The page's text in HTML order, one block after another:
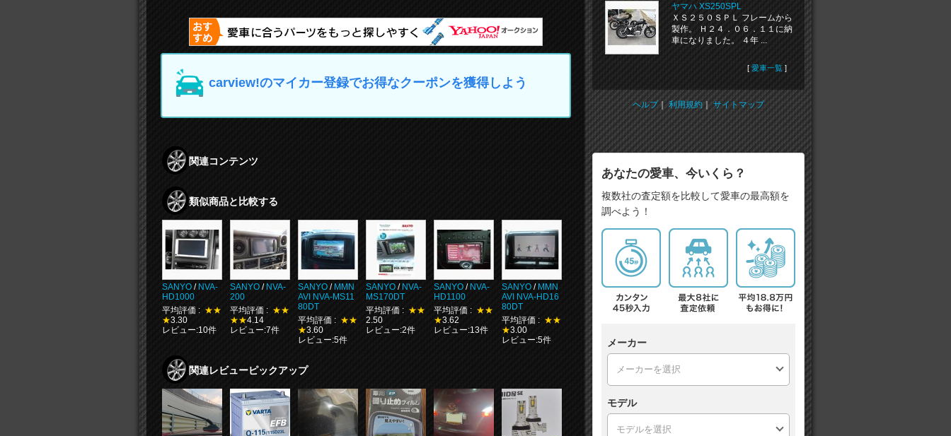
carview!のマイカー登録でお得なクーポンを獲得しよう
関連コンテンツ
類似商品と比較する
SANYO / NVA-
HD1000
平均評価 : ★★
★3.30
レビュー:10件
SANYO / NVA-
200
平均評価 : ★★
★★4.14
レビュー:7件
SANYO / MMN
AVI NVA-MS11
80DT
平均評価 : ★★
★3.60
レビュー:5件
SANYO / NVA-
MS170DT
平均評価 : ★★
2.50
レビュー:2件
SANYO / NVA-
HD1100
平均評価 : ★★
★3.62
レビュー:13件
SANYO / MMN
AVI NVA-HD16
80DT
平均評価 : ★★
★3.00
レビュー:5件
関連レビューピックアップ
ヤマハ XS250SPL
ＸＳ２５０ＳＰＬ フレームから
製作。 Ｈ２４．０６．１１に納
車になりました。 ４年 ...
[ 愛車一覧 ]
ヘルプ｜利用規約｜サイトマップ
あなたの愛車、今いくら？
複数社の査定額を比較して愛車の最高額を
調べよう！
メーカー
モデル